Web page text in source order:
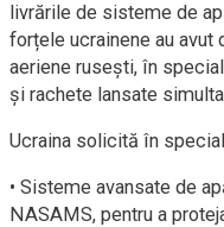
livrările de sisteme de
forțele ucrainene au
aeriene rusești, în
și rachete lansate
Ucraina solicită în
• Sisteme avansate de
NASAMS, pentru a